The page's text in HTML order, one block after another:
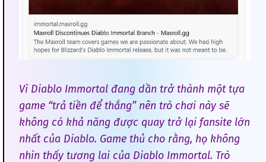
Vì Diablo Immortal đang dần trở thành một tựa
game “trả tiền để thắng” nên trò chơi này sẽ
không có khả năng được quay trở lại fansite lớn
nhất của Diablo. Game thủ cho rằng, họ không
nhìn thấy tương lai của Diablo Immortal. Trò